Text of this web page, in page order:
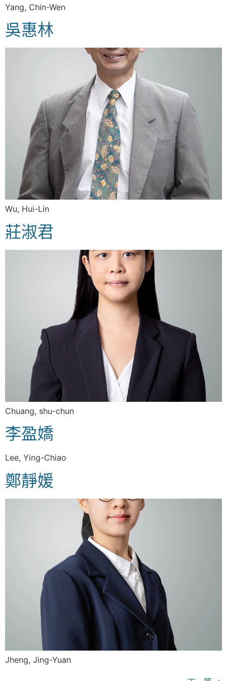
Yang, Chin-Wen
吳惠林
Wu, Hui-Lin
莊淑君
Chuang, shu-chun
李盈嬌
Lee, Ying-Chiao
鄭靜媛
Jheng, Jing-Yuan